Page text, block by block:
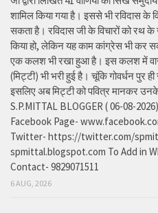
शामिल किया गया है। इससे भी रविदास के
सकता है। रविदास जी के विचारों को रथ
किया हो, लेकिन यह काम कांग्रेस भी कर
एक कलश भी रखा हुआ है। इस कलश में
(मिट्टी) भी भरी हुई है। चूंकि गोवर्धन पुर
इसलिए अब मिट्टी को पवित्र मानकर उनके
S.P.MITTAL BLOGGER ( 06-08-
Facebook Page-
Twitter- https://twitter.com/
spmittal.blogspot.com To Add in
Contact- 9829071511
6 AUG, 2026